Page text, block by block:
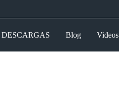
DESCARGAS Blog Videos